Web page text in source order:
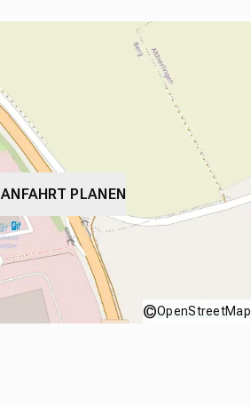
ANFAHRT PLANEN
©OpenStreetMap